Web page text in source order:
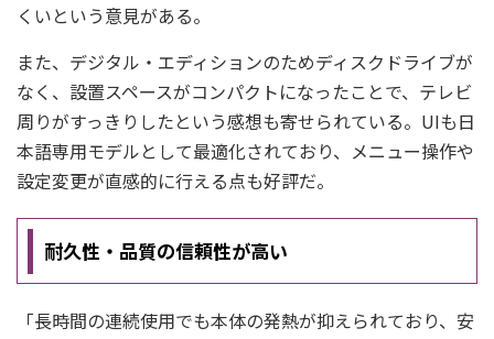
くいという意見がある。
また、デジタル・エディションのためディスクドライブが
なく、設置スペースがコンパクトになったことで、テレビ
周りがすっきりしたという感想も寄せられている。UIも日
本語専用モデルとして最適化されており、メニュー操作や
設定変更が直感的に行える点も好評だ。
耐久性・品質の信頼性が高い
「長時間の連続使用でも本体の発熱が抑えられており、安